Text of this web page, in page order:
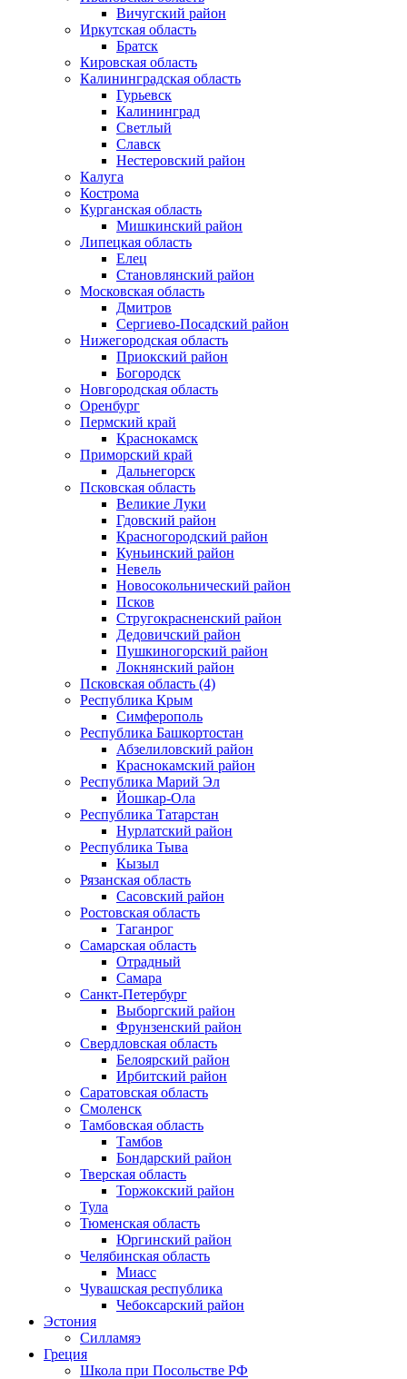
Вичугский район
Иркутская область
Братск
Кировская область
Калининградская область
Гурьевск
Калининград
Светлый
Славск
Нестеровский район
Калуга
Кострома
Курганская область
Мишкинский район
Липецкая область
Елец
Становлянский район
Московская область
Дмитров
Сергиево-Посадский район
Нижегородская область
Приокский район
Богородск
Новгородская область
Оренбург
Пермский край
Краснокамск
Приморский край
Дальнегорск
Псковская область
Великие Луки
Гдовский район
Красногородский район
Куньинский район
Невель
Новосокольнический район
Псков
Стругокрасненский район
Дедовичский район
Пушкиногорский район
Локнянский район
Псковская область (4)
Республика Крым
Симферополь
Республика Башкортостан
Абзелиловский район
Краснокамский район
Республика Марий Эл
Йошкар-Ола
Республика Татарстан
Нурлатский район
Республика Тыва
Кызыл
Рязанская область
Сасовский район
Ростовская область
Таганрог
Самарская область
Отрадный
Самара
Санкт-Петербург
Выборгский район
Фрунзенский район
Свердловская область
Белоярский район
Ирбитский район
Саратовская область
Смоленск
Тамбовская область
Тамбов
Бондарский район
Тверская область
Торжокский район
Тула
Тюменская область
Юргинский район
Челябинская область
Миасс
Чувашская республика
Чебоксарский район
Эстония
Силламяэ
Греция
Школа при Посольстве РФ